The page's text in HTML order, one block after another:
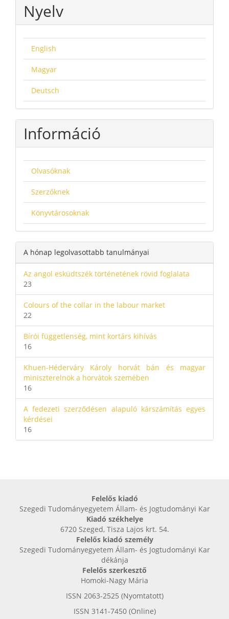
Nyelv
English
Magyar
Deutsch
Információ
Olvasóknak
Szerzőknek
Könyvtárosoknak
A hónap legolvasottabb tanulmányai
Az angol esküdtszék történetének rövid foglalata
23
Colours of the collar in the labour market
22
Bírói függetlenség, mint kortárs kihívás
16
Khuen-Héderváry Károly horvát bán és magyar
miniszterelnök a horvátok szemében
16
A fedezeti szerződésen alapuló kárszámítás egyes
kérdései
16
Felelős kiadó
Szegedi Tudományegyetem Állam- és Jogtudományi Kar
Kiadó székhelye
6720 Szeged, Tisza Lajos krt. 54.
Felelős kiadó személy
Szegedi Tudományegyetem Állam- és Jogtudományi Kar
dékánja
Felelős szerkesztő
Homoki-Nagy Mária
ISSN 2063-2525 (Nyomtatott)
ISSN 3141-7450 (Online)